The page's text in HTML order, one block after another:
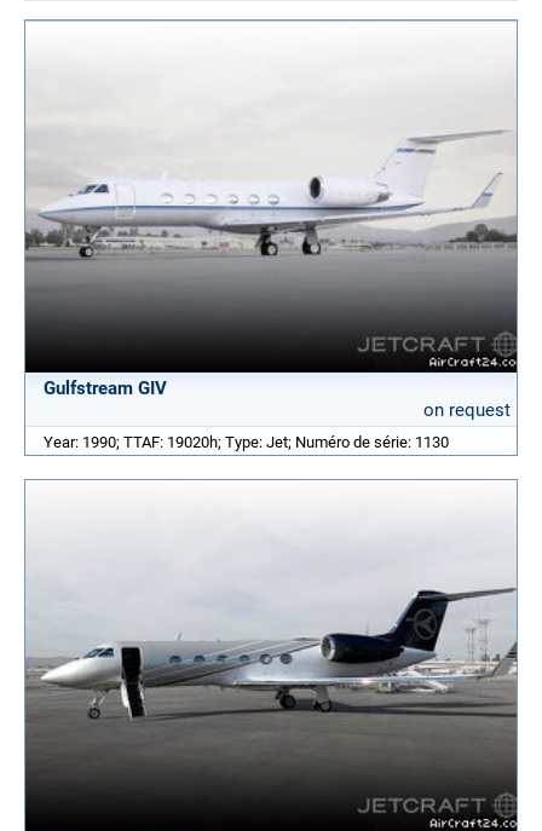
Gulfstream GIV
on request
Year: 1990; TTAF: 19020h; Type: Jet; Numéro de série: 1130